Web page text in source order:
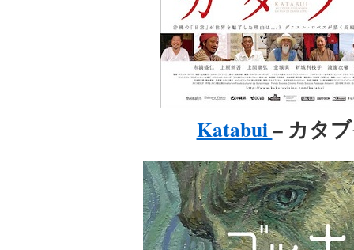
Katabui– カタ